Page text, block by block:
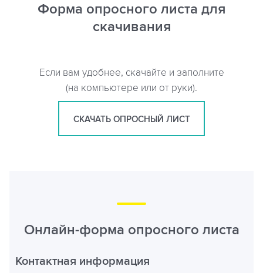
Форма опросного листа для
скачивания
Если вам удобнее, скачайте и заполните
(на компьютере или от руки).
СКАЧАТЬ ОПРОСНЫЙ ЛИСТ
Онлайн-форма опросного листа
Контактная информация